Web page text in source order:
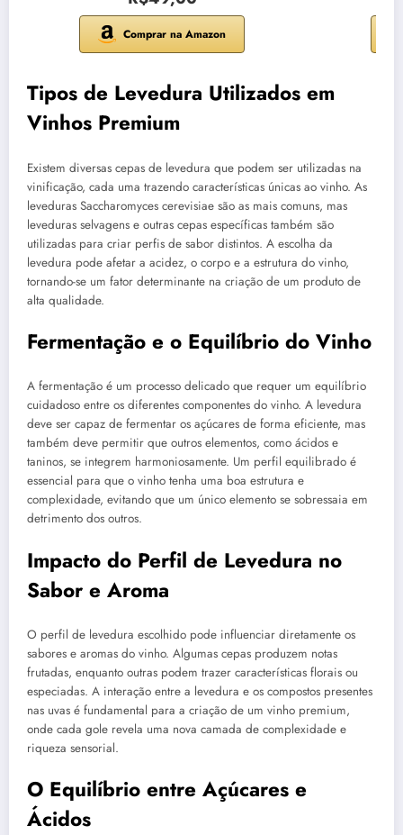
Comprar na Amazon
Tipos de Levedura Utilizados em
Vinhos Premium
Existem diversas cepas de levedura que podem ser utilizadas na
vinificação, cada uma trazendo características únicas ao vinho. As
leveduras Saccharomyces cerevisiae são as mais comuns, mas
leveduras selvagens e outras cepas específicas também são
utilizadas para criar perfis de sabor distintos. A escolha da
levedura pode afetar a acidez, o corpo e a estrutura do vinho,
tornando-se um fator determinante na criação de um produto de
alta qualidade.
Fermentação e o Equilíbrio do Vinho
A fermentação é um processo delicado que requer um equilíbrio
cuidadoso entre os diferentes componentes do vinho. A levedura
deve ser capaz de fermentar os açúcares de forma eficiente, mas
também deve permitir que outros elementos, como ácidos e
taninos, se integrem harmoniosamente. Um perfil equilibrado é
essencial para que o vinho tenha uma boa estrutura e
complexidade, evitando que um único elemento se sobressaia em
detrimento dos outros.
Impacto do Perfil de Levedura no
Sabor e Aroma
O perfil de levedura escolhido pode influenciar diretamente os
sabores e aromas do vinho. Algumas cepas produzem notas
frutadas, enquanto outras podem trazer características florais ou
especiadas. A interação entre a levedura e os compostos presentes
nas uvas é fundamental para a criação de um vinho premium,
onde cada gole revela uma nova camada de complexidade e
riqueza sensorial.
O Equilíbrio entre Açúcares e
Ácidos